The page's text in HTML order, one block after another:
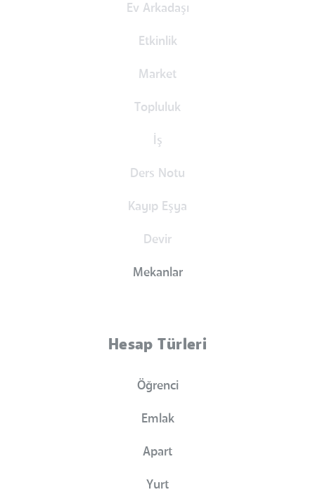
Ev Arkadaşı
Etkinlik
Market
Topluluk
İş
Ders Notu
Kayıp Eşya
Devir
Mekanlar
Hesap Türleri
Öğrenci
Emlak
Apart
Yurt